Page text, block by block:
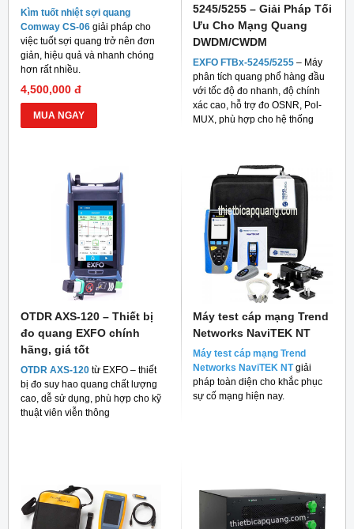
Kìm tuốt nhiệt sợi quang
Comway CS-06 giải pháp cho
việc tuốt sợi quang trở nên đơn
giản, hiệu quả và nhanh chóng
hơn rất nhiều.
4,500,000 đ
MUA NGAY
5245/5255 – Giải Pháp Tối
Ưu Cho Mạng Quang
DWDM/CWDM
EXFO FTBx-5245/5255 – Máy
phân tích quang phổ hàng đầu
với tốc độ đo nhanh, độ chính
xác cao, hỗ trợ đo OSNR, Pol-
MUX, phù hợp cho hệ thống
OTDR AXS-120 – Thiết bị
đo quang EXFO chính
hãng, giá tốt
OTDR AXS-120 từ EXFO – thiết
bị đo suy hao quang chất lượng
cao, dễ sử dụng, phù hợp cho kỹ
thuật viên viễn thông
Máy test cáp mạng Trend
Networks NaviTEK NT
Máy test cáp mạng Trend
Networks NaviTEK NT giải
pháp toàn diện cho khắc phục
sự cố mạng hiện nay.